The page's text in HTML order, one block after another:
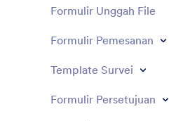
Formulir Unggah File
Formulir Pemesanan
Template Survei
Formulir Persetujuan